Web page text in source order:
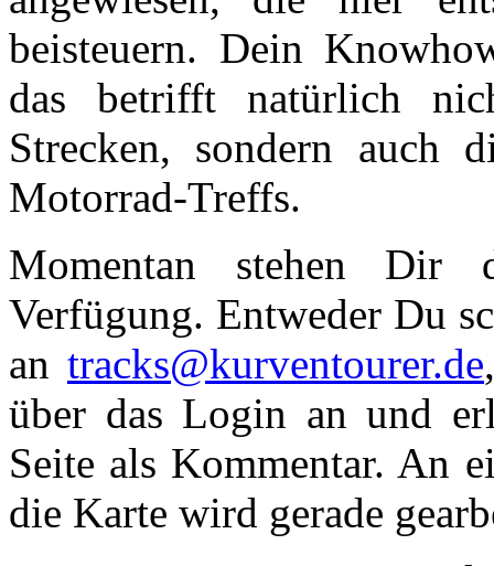
beisteuern. Dein
das betrifft natürlich
Strecken, sondern auch
Motorrad-Treffs.
Momentan stehen Dir
Verfügung. Entweder Du
an tracks@kurventourer.de
über das Login an und
Seite als Kommentar. An
die Karte wird gerade